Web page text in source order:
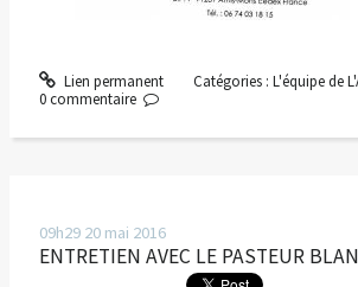
Lien permanent Catégories : L'équipe de
0 commentaire
09h29 20 mai 2016
ENTRETIEN AVEC LE PASTEUR